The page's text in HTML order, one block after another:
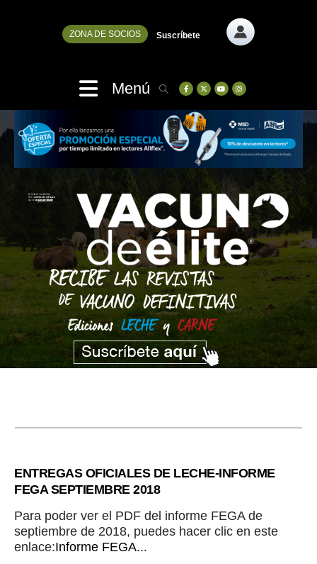
ZONA DE SOCIOS Suscríbete
Menú
ENTREGAS OFICIALES DE LECHE-INFORME
FEGA SEPTIEMBRE 2018
Para poder ver el PDF del informe FEGA de
septiembre de 2018, puedes hacer clic en este
enlace:Informe FEGA...